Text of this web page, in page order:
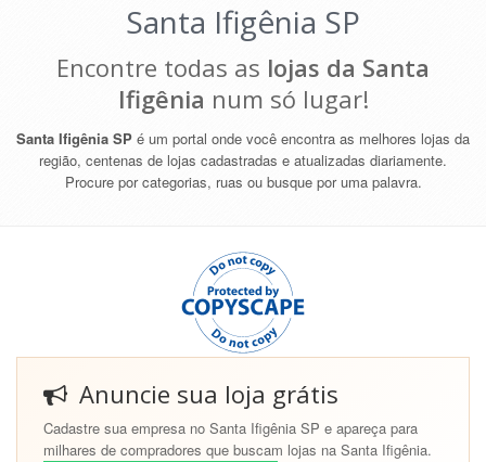
Santa Ifigênia SP
Encontre todas as lojas da Santa
Ifigênia num só lugar!
Santa Ifigênia SP é um portal onde você encontra as melhores lojas da
região, centenas de lojas cadastradas e atualizadas diariamente.
Procure por categorias, ruas ou busque por uma palavra.
Anuncie sua loja grátis
Cadastre sua empresa no Santa Ifigênia SP e apareça para
milhares de compradores que buscam lojas na Santa Ifigênia.